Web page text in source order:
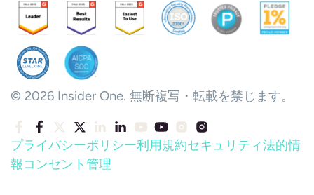
© 2026 Insider One. 無断複写・転載を禁じます。
プライバシーポリシー利用規約セキュリティ法的情
報コンセント管理